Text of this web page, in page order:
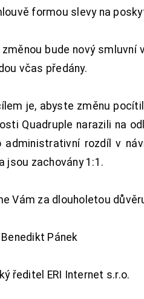
formou slevy na
změnou bude nový
včas předány.
je, abyste změnu
Quadruple narazili na
administrativní rozdíl v
jsou zachovány 1:1.
Vám za dlouholetou
Pánek
ředitel ERI Internet s.r.o.